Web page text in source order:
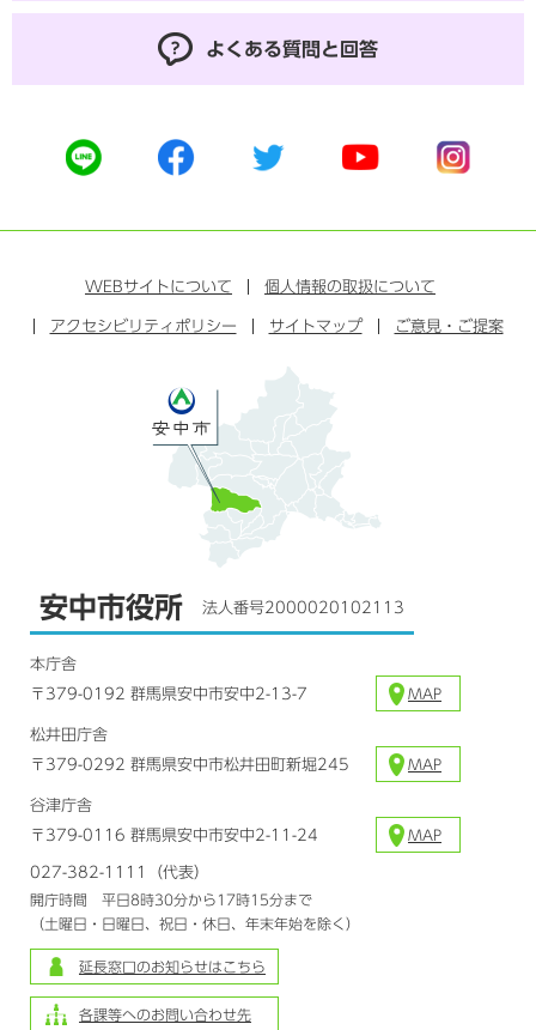
よくある質問と回答
公
式
イ
公
式
ェ
ス
ッ
公
式
イ
公
ー
ュ
ブ
公
式
ン
タ
ラ
WEBサイトについて 個人情報の取扱について
アクセシビリティポリシー サイトマップ ご意見・ご提案
安中市役所 法人番号2000020102113
本庁舎
〒379-0192 群馬県安中市安中2-13-7
MAP
松井田庁舎
〒379-0292 群馬県安中市松井田町新堀245
MAP
谷津庁舎
〒379-0116 群馬県安中市安中2-11-24
MAP
027-382-1111（代表）
開庁時間 平日8時30分から17時15分まで
（土曜日・日曜日、祝日・休日、年末年始を除く）
延長窓口のお知らせはこちら
各課等へのお問い合わせ先